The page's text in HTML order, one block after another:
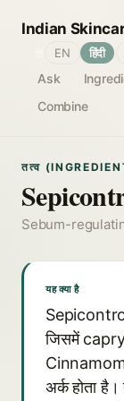
Indian
Ask
Combine
EN हिंदी
तत्व
Sebum-
यह क्या है
जिसमें
अर्क होता